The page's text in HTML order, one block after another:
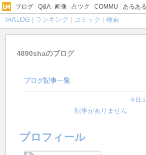
ブログ Q&A| 画像 占ツク COMMU あるある
IRALOG ランキング コミック 検索
4890shaのブログ
ブログ記事一覧
今日
記事がありません
プロフィール